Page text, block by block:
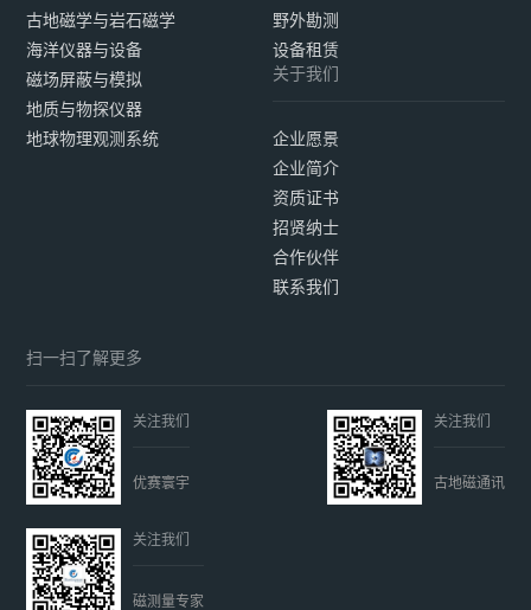
古地磁学与岩石磁学
海洋仪器与设备
磁场屏蔽与模拟
地质与物探仪器
地球物理观测系统
野外勘测
设备租赁
关于我们
企业愿景
企业简介
资质证书
招贤纳士
合作伙伴
联系我们
扫一扫了解更多
关注我们
优赛寰宇
关注我们
古地磁通讯
关注我们
磁测量专家